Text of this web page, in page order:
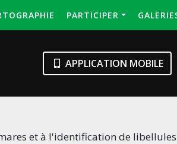
PARTICIPER
APPLICATION MOBILE
et à l'identification de libellules